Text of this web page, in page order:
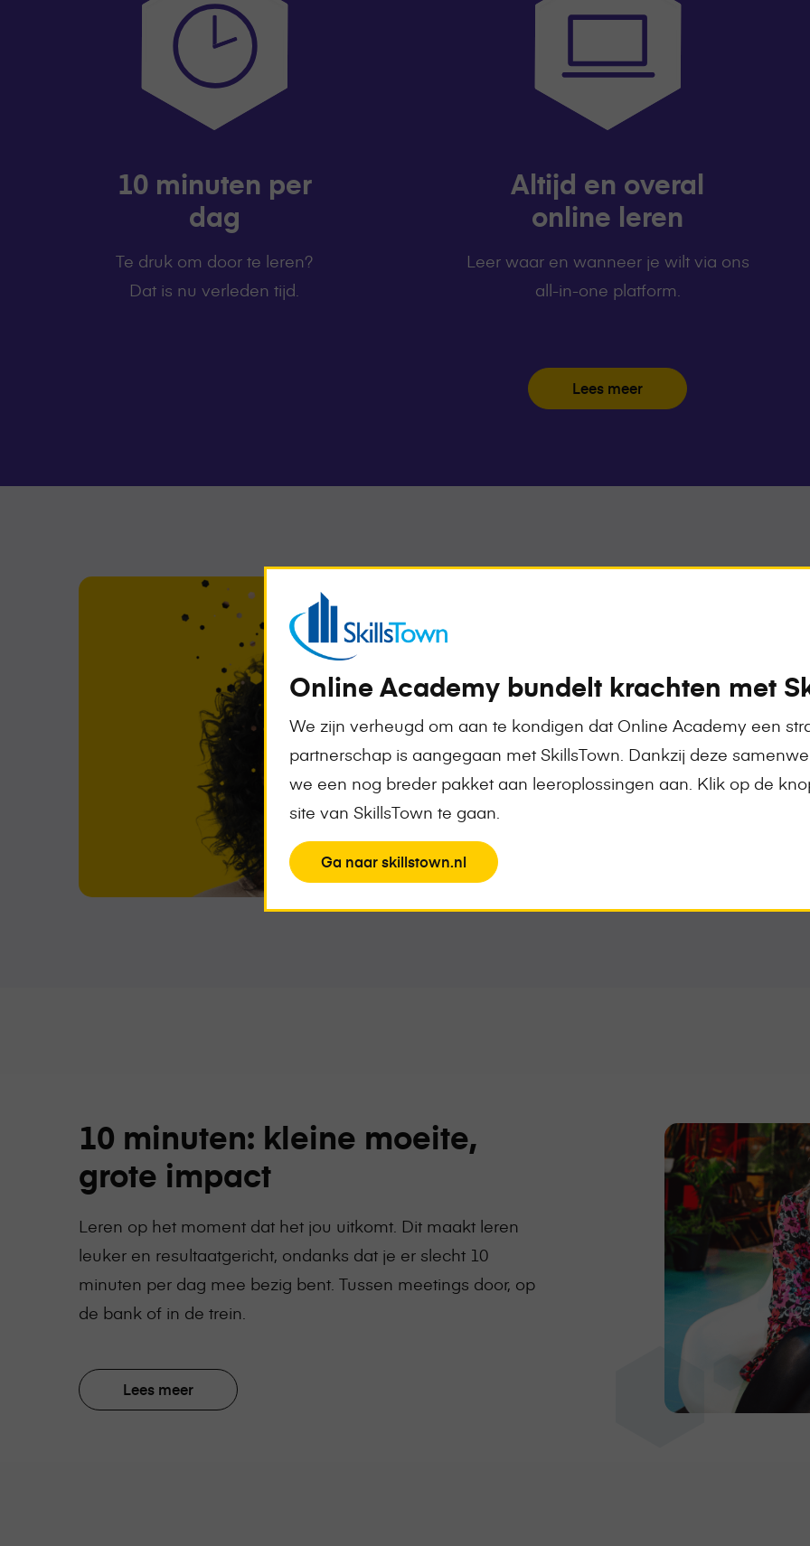
10 minuten per
dag
Te druk om door te leren?
Dat is nu verleden tijd.
Altijd en overal
online leren
Leer waar en wanneer je wilt via ons
all-in-one platform.
Lees meer
Bekijk
Benieuwd waar
ontwikkelen?
ontvang het
10 minuten: kleine moeite,
grote impact
Leren op het moment dat het jou uitkomt. Dit maakt leren
leuker en resultaatgericht, ondanks dat je er slecht 10
minuten per dag mee bezig bent. Tussen meetings door, op
de bank of in de trein.
View
Lees meer
Online Academy bundelt krachten met
We zijn verheugd om aan te kondigen dat Online Academy een
partnerschap is aangegaan met SkillsTown. Dankzij deze
we een nog breder pakket aan leeroplossingen aan. Klik op de
site van SkillsTown te gaan.
View
Ga naar skillstown.nl